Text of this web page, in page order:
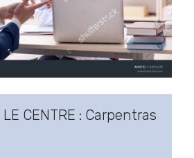
LE CENTRE : Carpentras